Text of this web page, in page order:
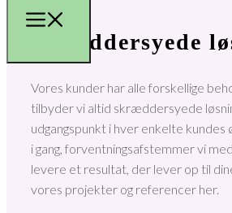
Skræddersyede
Vores kunder har alle forskellige
tilbyder vi altid skræddersyede
udgangspunkt i hver enkelte kundes
i gang, forventningsafstemmer vi
levere et resultat, der lever op til
vores projekter og referencer her.